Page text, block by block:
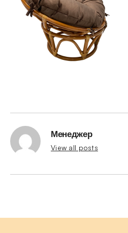
Менеджер
View all posts